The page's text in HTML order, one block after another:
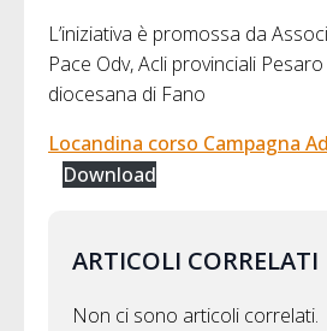
L’iniziativa è promossa da
Pace Odv, Acli provinciali
diocesana di Fano
Locandina corso Campagna
Download
ARTICOLI CORRELATI
Non ci sono articoli correlati.